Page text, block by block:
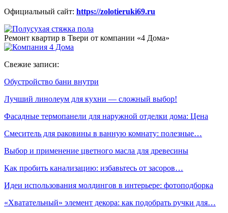
Официальный сайт: https://zolotieruki69.ru
Ремонт квартир в Твери от компании «4 Дома»
Свежие записи:
Обустройство бани внутри
Лучший линолеум для кухни — сложный выбор!
Фасадные термопанели для наружной отделки дома: Цена
Смеситель для раковины в ванную комнату: полезные…
Выбор и применение цветного масла для древесины
Как пробить канализацию: избавьтесь от засоров…
Идеи использования молдингов в интерьере: фотоподборка
«Хватательный» элемент декора: как подобрать ручки для…